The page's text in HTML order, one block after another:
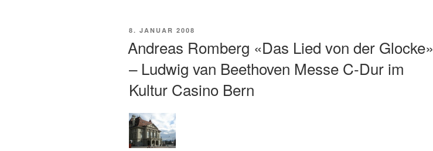
VERÖFFENTLICHT
8. JANUAR 2008
Andreas Romberg «Das Lied von der Glocke»
– Ludwig van Beethoven Messe C-Dur im
Kultur Casino Bern